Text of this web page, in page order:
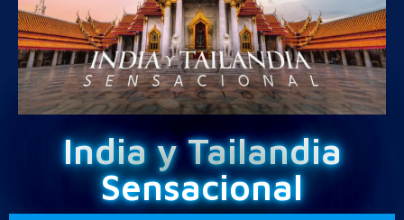
India y Tailandia
Sensacional